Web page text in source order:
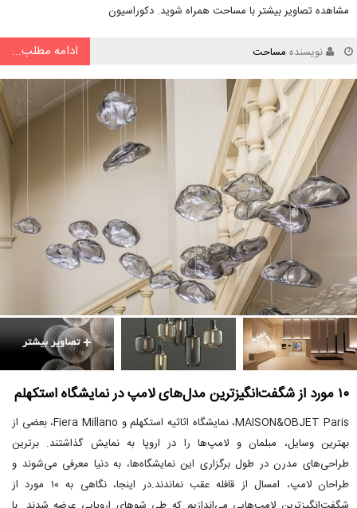
مشاهده تصاویر بیشتر با مساحت همراه شوید. دکوراسیون
نویسنده مساحت ادامه مطلب...
۱۰ مورد از شگفت‌انگیزترین مدل‌های لامپ در نمایشگاه استکهلم
MAISON&OBJET Paris، نمایشگاه اثاثیه استکهلم و Fiera Millano، بعضی از
بهترین وسایل، مبلمان و لامپ‌ها را در اروپا به نمایش گذاشتند. برترین
طراحی‌های مدرن در طول برگزاری این نمایشگاه‌ها، به دنیا معرفی می‌شوند و
طراحان لامپ، امسال از قافله عقب نماندند.در اینجا، نگاهی به ۱۰ مورد از